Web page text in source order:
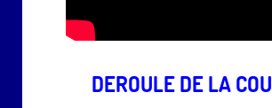
DEROULE DE LA